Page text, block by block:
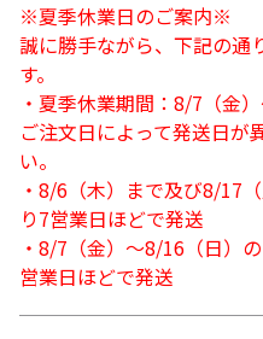
※夏季休業日のご案内※
誠に勝手ながら、下記の通
す。
・夏季休業期間：8/7（金）
ご注文日によって発送日が
い。
・8/6（木）まで及び8/17
り7営業日ほどで発送
・8/7（金）～8/16（日）
営業日ほどで発送